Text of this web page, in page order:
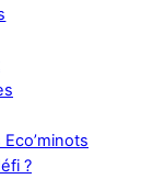
?